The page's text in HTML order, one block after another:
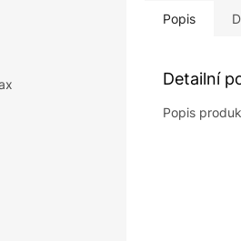
Popis
Detailní
Popis